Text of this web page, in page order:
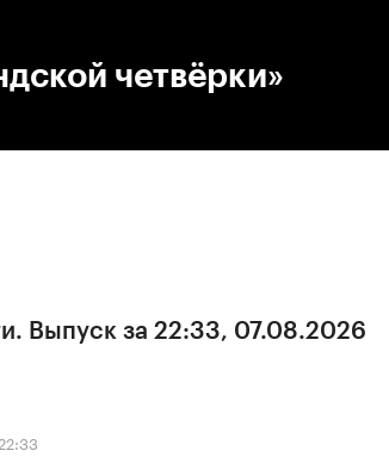
четвёрки»
Выпуск за 22:33, 07.08.2026